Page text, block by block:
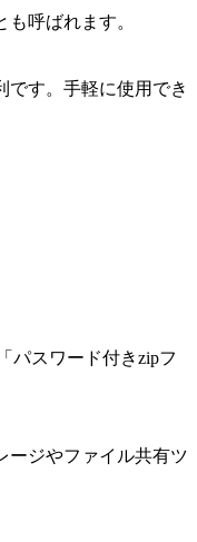
呼ばれます。
です。手軽に使用でき
パスワード付きzipフ
ージやファイル共有ツ